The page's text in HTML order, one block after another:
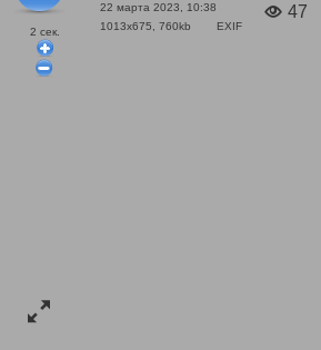
2 сек.
22 марта 2023, 10:38
1013x675, 760kb
EXIF
47